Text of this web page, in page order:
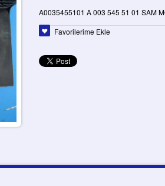
A0035455101 A 003 545 51 01 SAM
Favorilerime Ekle